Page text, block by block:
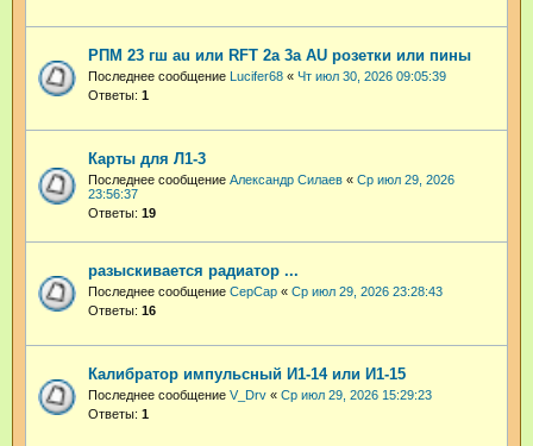
РПМ 23 гш au или RFT 2a 3a AU розетки или пины
Последнее сообщение Lucifer68 « Чт июл 30, 2026 09:05:39
Ответы: 1
Карты для Л1-3
Последнее сообщение Александр Силаев « Ср июл 29, 2026
23:56:37
Ответы: 19
разыскивается радиатор ...
Последнее сообщение СерСар « Ср июл 29, 2026 23:28:43
Ответы: 16
Калибратор импульсный И1-14 или И1-15
Последнее сообщение V_Drv « Ср июл 29, 2026 15:29:23
Ответы: 1